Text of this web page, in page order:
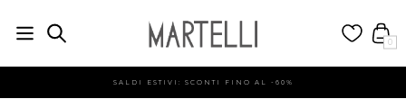
0
SALDI ESTIVI: SCONTI FINO AL -60%